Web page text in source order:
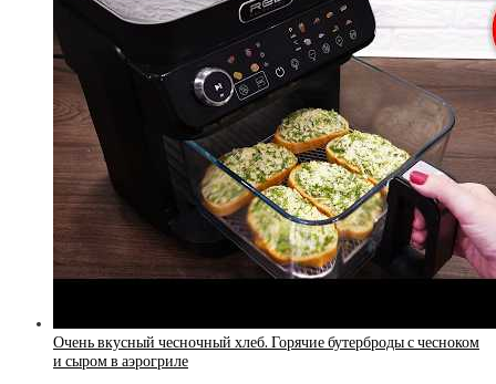
Очень вкусный чесночный хлеб. Горячие бутерброды с чесноком
и сыром в аэрогриле